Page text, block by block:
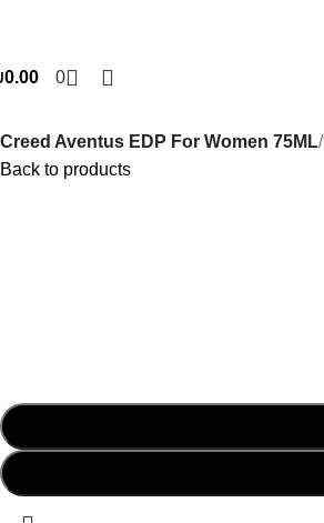
0
0.00
/
Creed Aventus EDP For Women 75ML
Back to products